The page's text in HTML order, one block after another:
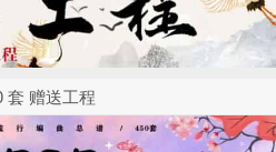
套 赠送工程